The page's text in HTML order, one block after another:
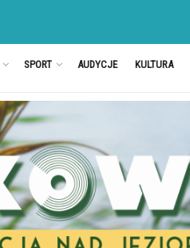
SPORT AUDYCJE KULTURA